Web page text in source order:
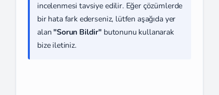
incelenmesi tavsiye edilir. Eğer çözümlerde
bir hata fark ederseniz, lütfen aşağıda yer
alan "Sorun Bildir" butonunu kullanarak
bize iletiniz.